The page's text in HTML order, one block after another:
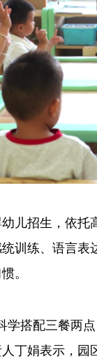
招生，依托
训练、语言表
。
搭配三餐两点
丁娟表示，